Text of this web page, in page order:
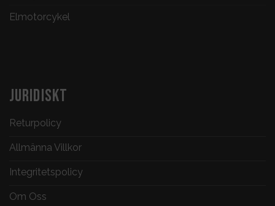
Elmotorcykel
JURIDISKT
Returpolicy
Allmänna Villkor
Integritetspolicy
Om Oss